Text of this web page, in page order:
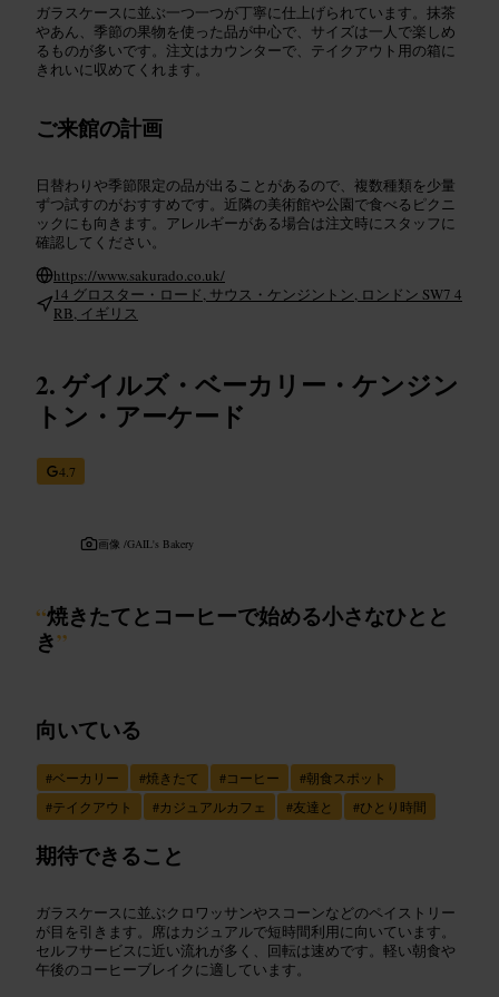
ガラスケースに並ぶ一つ一つが丁寧に仕上げられています。抹茶
やあん、季節の果物を使った品が中心で、サイズは一人で楽しめ
るものが多いです。注文はカウンターで、テイクアウト用の箱に
きれいに収めてくれます。
ご来館の計画
日替わりや季節限定の品が出ることがあるので、複数種類を少量
ずつ試すのがおすすめです。近隣の美術館や公園で食べるピクニ
ックにも向きます。アレルギーがある場合は注文時にスタッフに
確認してください。
https://www.sakurado.co.uk/
14 グロスター・ロード, サウス・ケンジントン, ロンドン SW7 4
RB, イギリス
ゲイルズ・ベーカリー・ケンジン
トン・アーケード
4.7
画像 /GAIL's Bakery
“焼きたてとコーヒーで始める小さなひとと
き”
向いている
#ベーカリー #焼きたて #コーヒー #朝食スポット
#テイクアウト #カジュアルカフェ #友達と #ひとり時間
期待できること
ガラスケースに並ぶクロワッサンやスコーンなどのペイストリー
が目を引きます。席はカジュアルで短時間利用に向いています。
セルフサービスに近い流れが多く、回転は速めです。軽い朝食や
午後のコーヒーブレイクに適しています。